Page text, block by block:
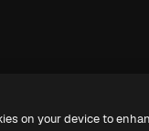
on your device to